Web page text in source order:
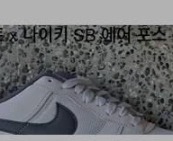
x 나이키 SB 에어 포스
이트보딩에 맞게 재해석했